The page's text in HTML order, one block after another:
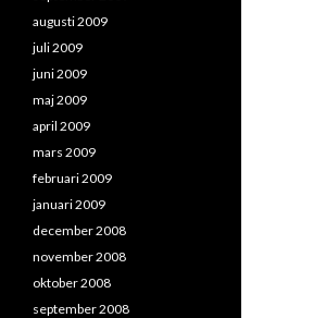
augusti 2009
juli 2009
juni 2009
maj 2009
april 2009
mars 2009
februari 2009
januari 2009
december 2008
november 2008
oktober 2008
september 2008